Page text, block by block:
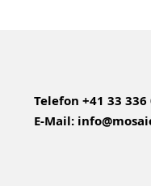
Telefon +41 33 336
E-Mail: